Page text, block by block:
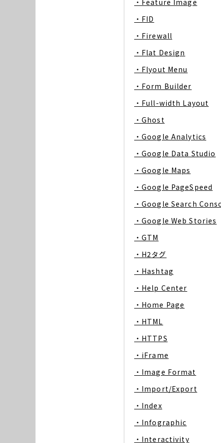
・Feature Image
・FID
・Firewall
・Flat Design
・Flyout Menu
・Form Builder
・Full-width Layout
・Ghost
・Google Analytics
・Google Data Studio
・Google Maps
・Google PageSpeed
・Google Search
・Google Web Stories
・GTM
・H2タグ
・Hashtag
・Help Center
・Home Page
・HTML
・HTTPS
・iFrame
・Image Format
・Import/Export
・Index
・Infographic
・Interactivity